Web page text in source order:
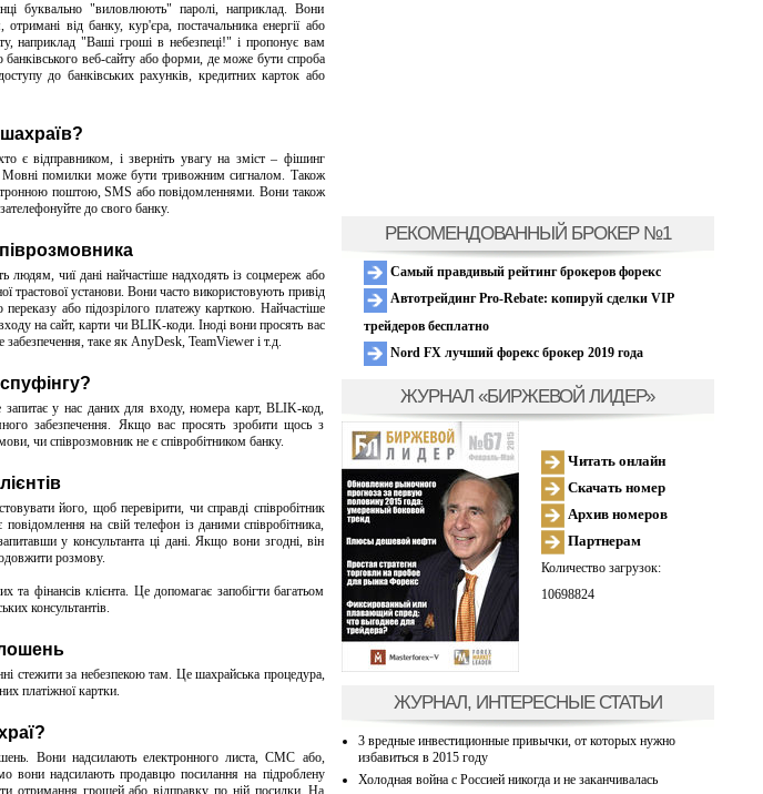
буквально "виловлюють" паролі, наприклад. Вони
від банку, кур'єра, постачальника енергії або
наприклад "Ваші гроші в небезпеці!" і пропонує вам
веб-сайту або форми, де може бути спроба
до банківських рахунків, кредитних карток або
є відправником, і зверніть увагу на зміст – фішинг
Мовні помилки може бути тривожним сигналом. Також
поштою, SMS або повідомленнями. Вони також
до свого банку.
людям, чиї дані найчастіше надходять із соцмереж або
трастової установи. Вони часто використовують привід
або підозрілого платежу карткою. Найчастіше
на сайт, карти чи BLIK-коди. Іноді вони просять вас
забезпечення, таке як AnyDesk, TeamViewer і т.д.
запитає у нас даних для входу, номера карт, BLIK-код,
забезпечення. Якщо вас просять зробити щось з
чи співрозмовник не є співробітником банку.
його, щоб перевірити, чи справді співробітник
на свій телефон із даними співробітника,
у консультанта ці дані. Якщо вони згодні, він
розмову.
та фінансів клієнта. Це допомагає запобігти багатьом
консультантів.
стежити за небезпекою там. Це шахрайська процедура,
платіжної картки.
Вони надсилають електронного листа, СМС або,
вони надсилають продавцю посилання на підроблену
отримання грошей або відправку по ній посилки. На
РЕКОМЕНДОВАННЫЙ БРОКЕР №1
Самый правдивый рейтинг брокеров форекс
Автотрейдинг Pro-Rebate: копируй сделки VIP
трейдеров бесплатно
Nord FX лучший форекс брокер 2019 года
ЖУРНАЛ «БИРЖЕВОЙ ЛИДЕР»
Читать онлайн
Скачать номер
Архив номеров
Партнерам
Количество загрузок:
10698824
ЖУРНАЛ, ИНТЕРЕСНЫЕ СТАТЬИ
3 вредные инвестиционные привычки, от которых нужно
избавиться в 2015 году
Холодная война с Россией никогда и не заканчивалась